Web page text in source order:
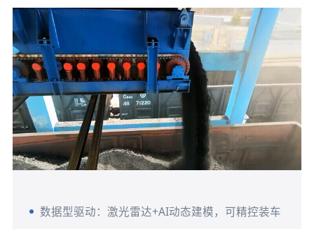
数据型驱动：激光雷达+AI动态建模，可精控装车